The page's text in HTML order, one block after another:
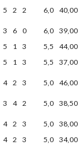
5 2 2 6,0 40,00
3 6 0 6,0 39,00
5 1 3 5,5
44,00
5 1 3 5,5 37,00
4 2 3 5,0 46,00
3 4 2 5,0 38,50
4 2 3 5,0 38,00
4 2 3 5,0 34,00